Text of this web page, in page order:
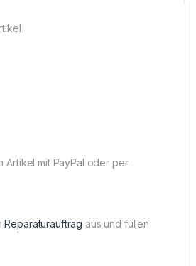
Artikel mit PayPal oder per
Reparaturauftrag aus und füllen